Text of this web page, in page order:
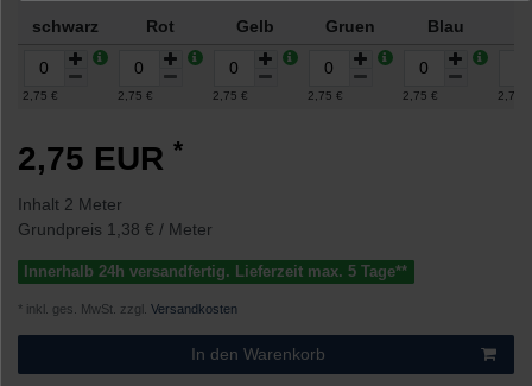
schwarz
Rot Gelb Gruen Blau
2,75 € 2,75 € 2,75 € 2,75 € 2,75 € 2,75
2,75 EUR *
Inhalt 2 Meter
Grundpreis 1,38 € / Meter
Innerhalb 24h versandfertig. Lieferzeit max. 5 Tage**
* inkl. ges. MwSt. zzgl. Versandkosten
In den Warenkorb